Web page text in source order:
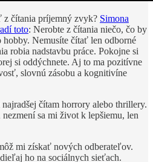
z čítania príjemný zvyk? Simona
toto: Nerobte z čítania niečo, čo by
Nemusíte čítať len odborné
robia nadstavbu práce. Pokojne si
si oddýchnete. Aj to ma pozitívne
slovnú zásobu a kognitivíne
čítam horrory alebo thrillery.
sa mi život k lepšiemu, len
mi získať nových odberateľov.
ho na sociálnych sieťach.